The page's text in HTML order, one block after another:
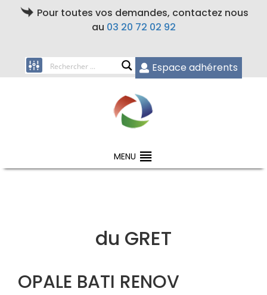
Pour toutes vos demandes, contactez nous
au 03 20 72 02 92
Espace adhérents
MENU
du GRET
OPALE BATI RENOV